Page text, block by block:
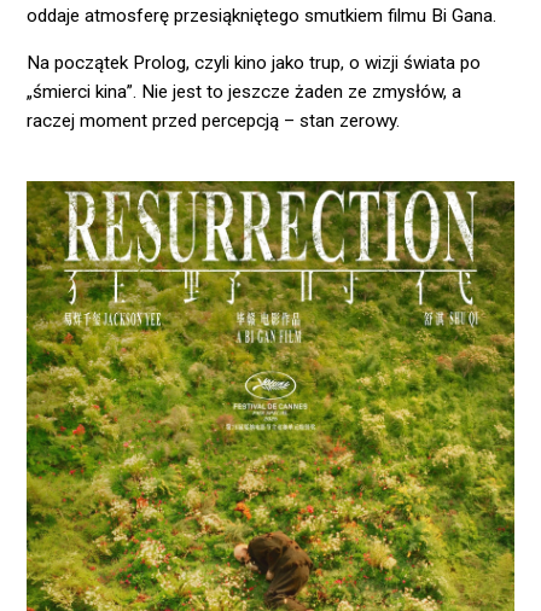
oddaje atmosferę przesiąkniętego smutkiem filmu Bi Gana.
Na początek Prolog, czyli kino jako trup, o wizji świata po
„śmierci kina”. Nie jest to jeszcze żaden ze zmysłów, a
raczej moment przed percepcją – stan zerowy.